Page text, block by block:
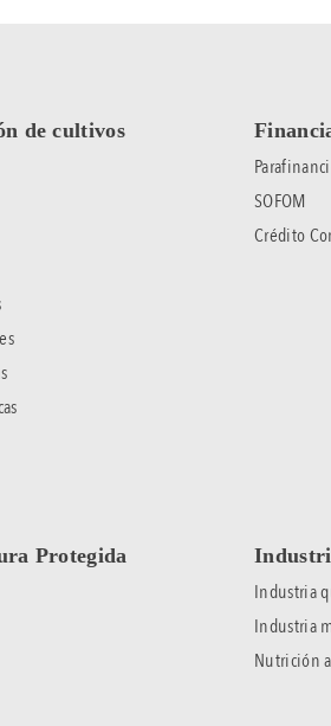
de cultivos
SOFOM
Crédito
Protegida
Industria
Industria
Nutrición